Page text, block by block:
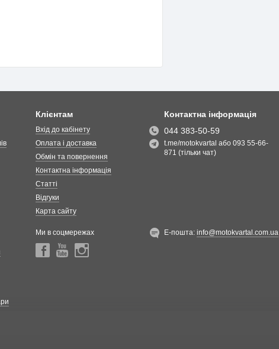
Клієнтам
Вхід до кабінету
Оплата і доставка
Обмін та повернення
Контактна інформація
Статті
Відгуки
Карта сайту
Ми в соцмережах
Контактна інформація
044 383-50-59
t.me/motokvartal або 093 55-66-
871 (тільки чат)
Е-пошта:info@motokvartal.com.ua